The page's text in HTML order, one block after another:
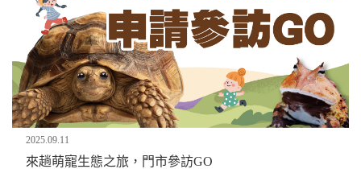
2025.09.11
來趟萌寵生態之旅，門市參訪GO